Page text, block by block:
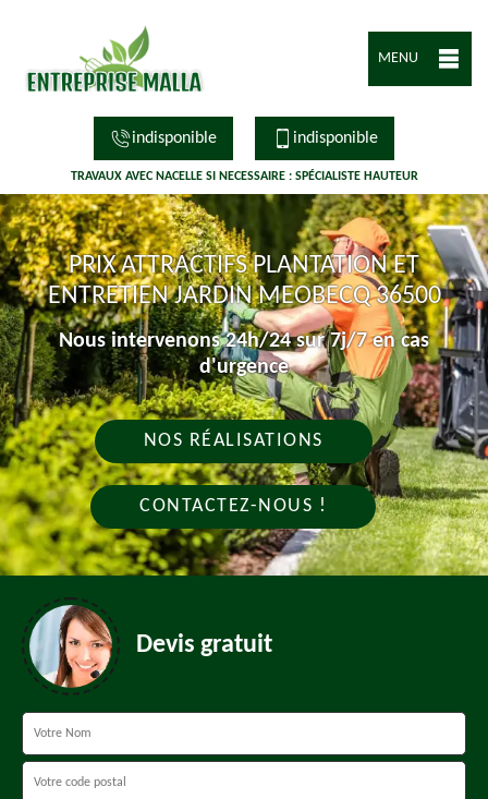
MENU
indisponible indisponible
TRAVAUX AVEC NACELLE SI NECESSAIRE : SPÉCIALISTE HAUTEUR
PRIX ATTRACTIFS PLANTATION ET
ENTRETIEN JARDIN MEOBECQ 36500
Nous intervenons 24h/24 sur 7j/7 en cas
d'urgence
NOS RÉALISATIONS
CONTACTEZ-NOUS !
Devis gratuit